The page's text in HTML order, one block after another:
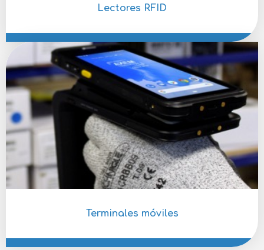
Lectores RFID
Terminales móviles